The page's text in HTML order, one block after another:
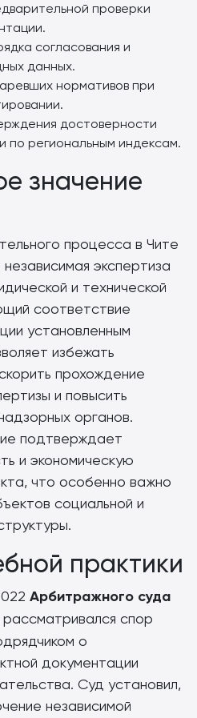
проверки
согласования и
данных.
нормативов при
достоверности
по региональным индексам.
значение
процесса в Чите
экспертиза
и технической
соответствие
установленным
избежать
прохождение
и повысить
органов.
подтверждает
и экономическую
что особенно важно
социальной и
практики
Арбитражного суда
рассматривался спор
о
документации
Суд установил,
независимой